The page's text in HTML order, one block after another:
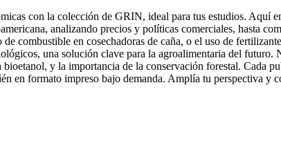
con la colección de GRIN, ideal para tus estudios. Aquí
analizando precios y políticas comerciales, hasta
combustible en cosechadoras de caña, o el uso de
una solución clave para la agroalimentaria del
y la importancia de la conservación forestal. Cada
en formato impreso bajo demanda. Amplía tu perspectiva y